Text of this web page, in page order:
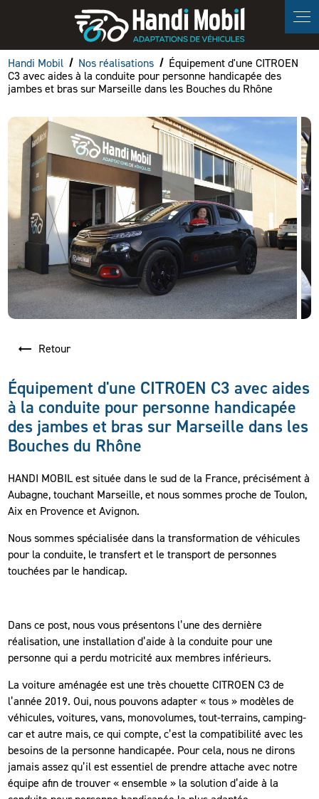
Handi Mobil Nos réalisations
Équipement d'une CITROEN
C3 avec aides à la conduite pour personne handicapée des
jambes et bras sur Marseille dans les Bouches du Rhône
Retour
Équipement d'une CITROEN C3 avec aides
à la conduite pour personne handicapée
des jambes et bras sur Marseille dans les
Bouches du Rhône
HANDI MOBIL est située dans le sud de la France, précisément à
Aubagne, touchant Marseille, et nous sommes proche de Toulon,
Aix en Provence et Avignon.
Nous sommes spécialisée dans la transformation de véhicules
pour la conduite, le transfert et le transport de personnes
touchées par le handicap.
Dans ce post, nous vous présentons l’une des dernière
réalisation, une installation d’aide à la conduite pour une
personne qui a perdu motricité aux membres inférieurs.
La voiture aménagée est une très chouette CITROEN C3 de
l’année 2019. Oui, nous pouvons adapter « tous » modèles de
véhicules, voitures, vans, monovolumes, tout-terrains, camping-
car et autre mais, ce qui compte, c’est la compatibilité avec les
besoins de la personne handicapée. Pour cela, nous ne dirons
jamais assez qu’il est essentiel de prendre attache avec notre
équipe afin de trouver « ensemble » la solution d’aide à la
Panneau de gestion des cookies